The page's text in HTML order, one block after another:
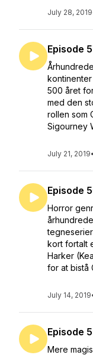
July 28, 2019
Episode
500 året
med den
rollen som
Sigourney
July 21, 2019•
Episode
Horror
kort fortalt
Harker
for at bistå
July 14, 2019
Episode
Mere